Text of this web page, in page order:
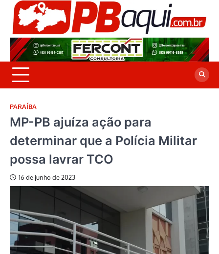
Skip
content
PARAÍBA
MP-PB ajuíza ação para
determinar que a Polícia Militar
possa lavrar TCO
16 de junho de 2023